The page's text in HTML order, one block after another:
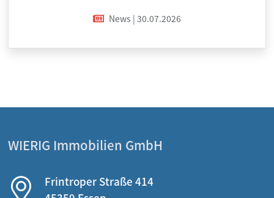
News | 30.07.2026
WIERIG Immobilien GmbH
Frintroper Straße 414